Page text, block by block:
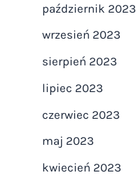
październik 2023
wrzesień 2023
sierpień 2023
lipiec 2023
czerwiec 2023
maj 2023
kwiecień 2023